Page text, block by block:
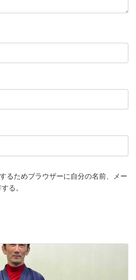
るためブラウザーに自分の名前、メー
る。